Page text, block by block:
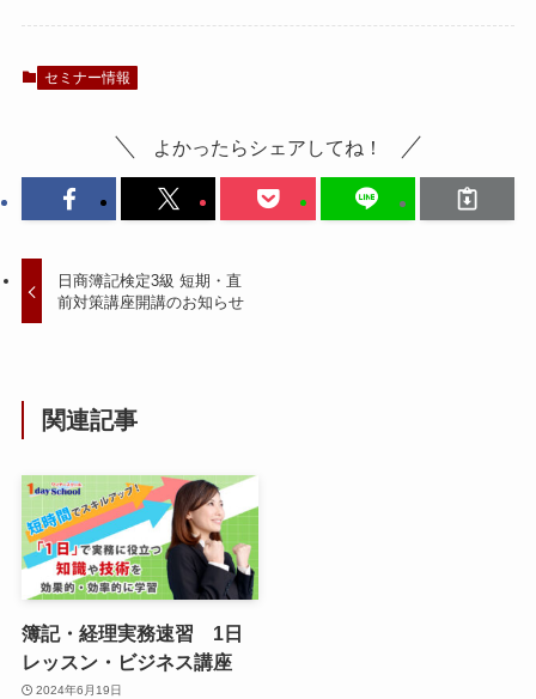
セミナー情報
よかったらシェアしてね！
日商簿記検定3級 短期・直
前対策講座開講のお知らせ
関連記事
簿記・経理実務速習 1日
レッスン・ビジネス講座
2024年6月19日